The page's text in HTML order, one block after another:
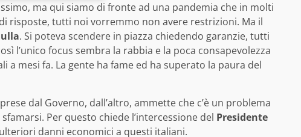
ma qui siamo di fronte ad una pandemia che in molti
risposte, tutti noi vorremmo non avere restrizioni. Ma il
. Si poteva scendere in piazza chiedendo garanzie, tutti
l’unico focus sembra la rabbia e la poca consapevolezza
a mesi fa. La gente ha fame ed ha superato la paura del
dal Governo, dall’altro, ammette che c’è un problema
Per questo chiede l’intercessione del Presidente
danni economici a questi italiani.